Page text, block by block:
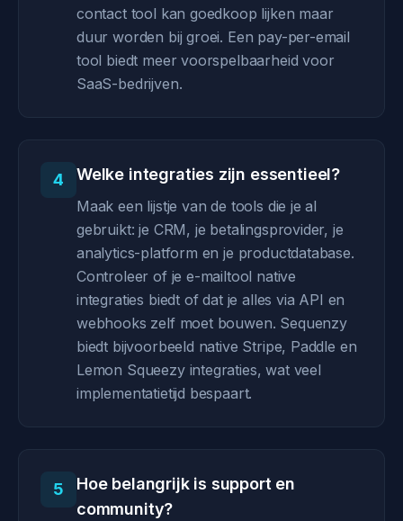
contact tool kan goedkoop lijken maar
duur worden bij groei. Een pay-per-email
tool biedt meer voorspelbaarheid voor
SaaS-bedrijven.
4 Welke integraties zijn essentieel?
Maak een lijstje van de tools die je al
gebruikt: je CRM, je betalingsprovider, je
analytics-platform en je productdatabase.
Controleer of je e-mailtool native
integraties biedt of dat je alles via API en
webhooks zelf moet bouwen. Sequenzy
biedt bijvoorbeeld native Stripe, Paddle en
Lemon Squeezy integraties, wat veel
implementatietijd bespaart.
5
Hoe belangrijk is support en
community?